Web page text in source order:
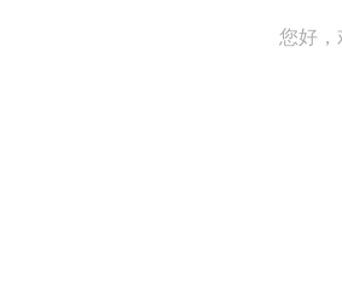
您好，